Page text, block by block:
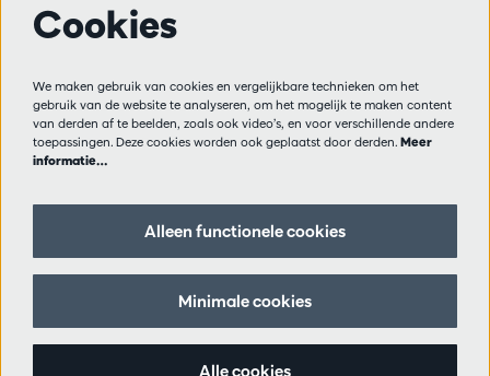
Privacy
Verkoopsvoorwaarden
Pers
Volg ons
Cookies
We maken gebruik van cookies en vergelijkbare technieken om het
gebruik van de website te analyseren, om het mogelijk te maken content
van derden af te beelden, zoals ook video’s, en voor verschillende andere
toepassingen. Deze cookies worden ook geplaatst door derden. Meer
informatie…
Alleen functionele cookies
Minimale cookies
Alle cookies